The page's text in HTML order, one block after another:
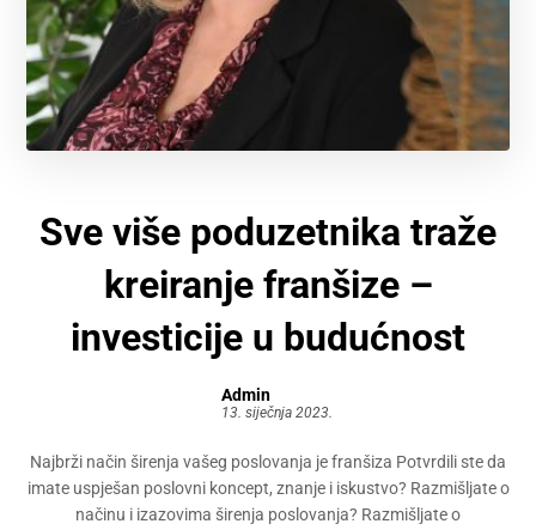
Sve više poduzetnika traže
kreiranje franšize –
investicije u budućnost
Admin
13. siječnja 2023.
Najbrži način širenja vašeg poslovanja je franšiza Potvrdili ste da
imate uspješan poslovni koncept, znanje i iskustvo? Razmišljate o
načinu i izazovima širenja poslovanja? Razmišljate o